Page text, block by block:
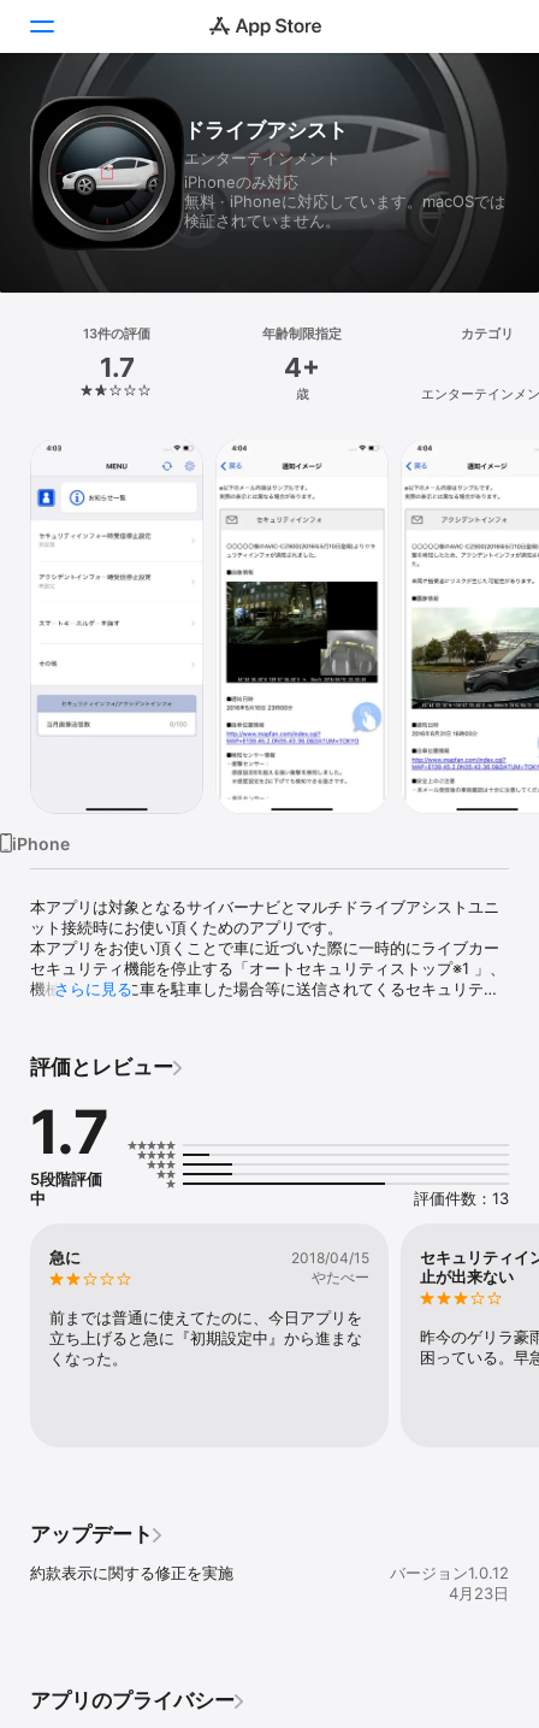
Today
ゲーム
アプリ
Arcade
検索
プラットフォーム
iPhone
Watch
TV
ドライブアシスト
エンターテインメント
iPhoneのみ対応
無料 · iPhoneに対応しています。macOSでは
検証されていません。
13件の評価
1.7
年齢制限指定
4+
歳
カテゴリ
エンターテインメ
iPhone
本アプリは対象となるサイバーナビとマルチドライブアシストユニ
ット接続時にお使い頂くためのアプリです。
本アプリをお使い頂くことで車に近づいた際に一時的にライブカー
セキュリティ機能を停止する「オートセキュリティストップ※1 」、
機械式駐車場に車を駐車した場合等に送信されてくるセキュリティ
本アプリの詳細は下記をご確認ください。
アプリケーションサポート & ガイド
https://jpn.pioneer/ja/support/pcperipherals/app/iapp_drive_as
sist/jp.html
アプリケーション & テクニカル サポート
https://jpn.pioneer/ja/support/soft/iapp_drive_assist/jp.html
■ 主な機能
・オートセキュリティストップ※1
・セキュリティインフォ一時受信停止機能
・アクシデントインフォ一時受信停止機能
・セキュリティインフォ受信イメージ確認
■ 注意事項
セキュリティインフォ/アクシデントインフォのご利用は下記設定が
メインユニット本体の「セキュリティ/アクシデントインフォ設定」
を「ON」にします。
さらに見る
評価とレビュー
1.7
5段階評価
中
評価件数：13
急に
2018/04/15
やたべー
前までは普通に使えてたのに、今日アプリを
立ち上げると急に『初期設定中』から進まな
くなった。
セキュリティイ
止が出来ない
昨今のゲリラ豪
困っている。早
アップデート
約款表示に関する修正を実施
バージョン1.0.12
4月23日
アプリのプライバシー